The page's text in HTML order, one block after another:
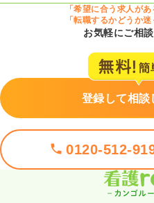
「希望に合う求人が
「転職するかどうか
お気軽にご相
登録して相談
0120-512-